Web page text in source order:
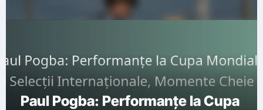
Paul Pogba: Performanțe la Cupa